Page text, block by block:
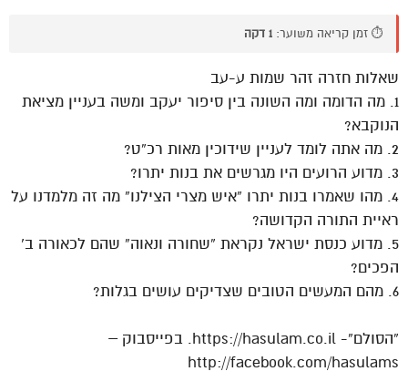
⏱️ זמן קריאה משוער: 1 דקה
שאלות חזרה זהר שמות ע-עב
1. מה הדומה ומה השונה בין סיפור יעקב ומשה בעניין מציאת
הנוקבא?
2. מה אתה לומד לעניין שידוכין מאות רכ”ט?
3. מדוע הרועים היו מגרשים את בנות יתרו?
4. מהו שאמרו בנות יתרו “איש מצרי הצילנו” מה זה מלמדנו על
ראיית התורה הקדושה?
5. מדוע כנסת ישראל נקראת “שחורה ונאוה” שהם לכאורה ב’
הפכים?
6. מהם המעשים הטובים שצדיקים עושים בגלות?
“הסולם”- https://hasulam.co.il. בפייסבוק –
http://facebook.com/hasulams